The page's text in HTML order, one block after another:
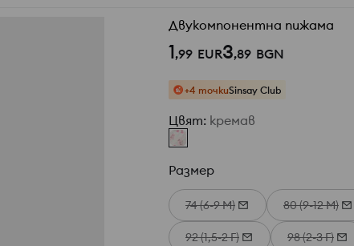
Двукомпонентна пижама
1,99 EUR3,89 BGN
+4 точкиSinsay Club
Цвят: кремав
Размер
74 (6-9 М) 80 (9-12 М)
92 (1,5-2 Г) 98 (2-3 Г)